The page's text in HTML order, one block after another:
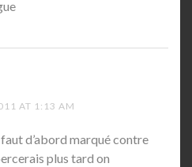
AT 1:13 AM
d’abord marqué contre
plus tard on